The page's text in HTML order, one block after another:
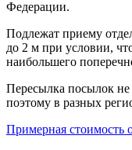
Федерации.
Подлежат приему
до 2 м при условии,
наибольшего
Пересылка посылок не
поэтому в разных
Примерная стоимость